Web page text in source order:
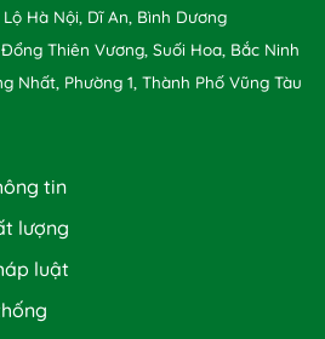
Hà Nội, Dĩ An, Bình Dương
Thiên Vương, Suối Hoa, Bắc Ninh
Nhất, Phường 1, Thành Phố Vũng Tàu
tin
lượng
luật